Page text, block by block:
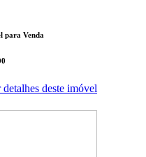
para Venda
detalhes deste imóvel